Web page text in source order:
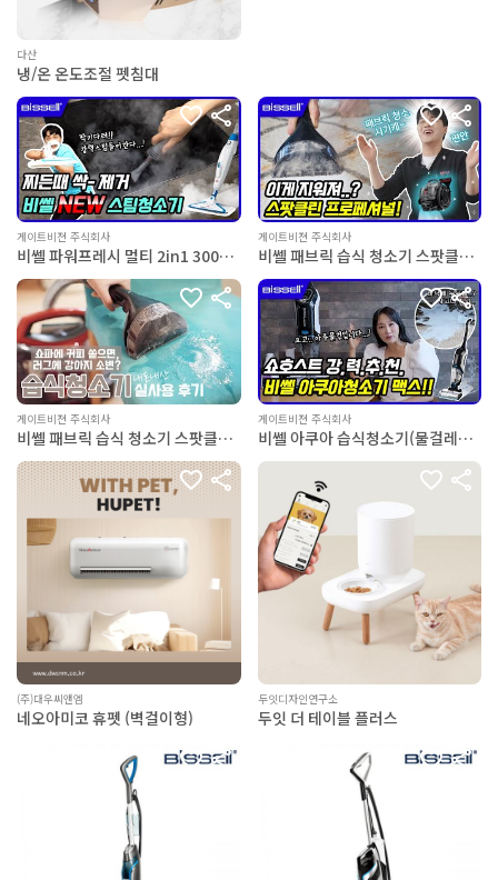
다산
냉/온 온도조절 펫침대
게이트비젼 주식회사
비쎌 파워프레시 멀티 2in1 3004S
스팀 청소기
게이트비젼 주식회사
비쎌 패브릭 습식 청소기 스팟클린
프로페셔널 1558S
게이트비젼 주식회사
비쎌 패브릭 습식 청소기 스팟클린
프로히트 3698V
게이트비젼 주식회사
비쎌 아쿠아 습식청소기(물걸레
+진공청소기) 크로스웨이브 맥스
3.0(무선) 2765S
(주)대우씨앤엠
네오아미코 휴펫 (벽걸이형)
두잇디자인연구소
두잇 더 테이블 플러스